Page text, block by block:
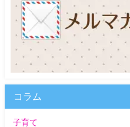
コラム
子育て